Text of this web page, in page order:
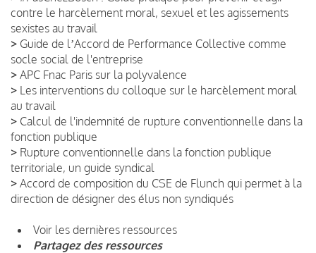
contre le harcèlement moral, sexuel et les agissements
sexistes au travail
> Guide de lʼAccord de Performance Collective comme
socle social de l'entreprise
> APC Fnac Paris sur la polyvalence
> Les interventions du colloque sur le harcèlement moral
au travail
> Calcul de l'indemnité de rupture conventionnelle dans la
fonction publique
> Rupture conventionnelle dans la fonction publique
territoriale, un guide syndical
> Accord de composition du CSE de Flunch qui permet à la
direction de désigner des élus non syndiqués
Voir les dernières ressources
Partagez des ressources